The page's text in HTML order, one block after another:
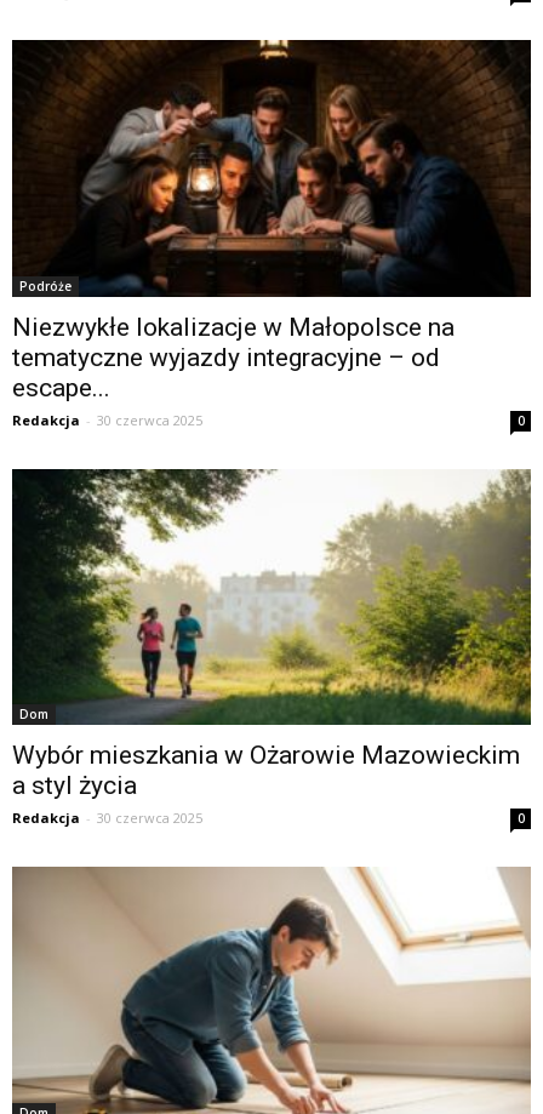
Podróże
Niezwykłe lokalizacje w Małopolsce na
tematyczne wyjazdy integracyjne – od
escape...
Redakcja - 30 czerwca 2025 0
Dom
Wybór mieszkania w Ożarowie Mazowieckim
a styl życia
Redakcja - 30 czerwca 2025 0